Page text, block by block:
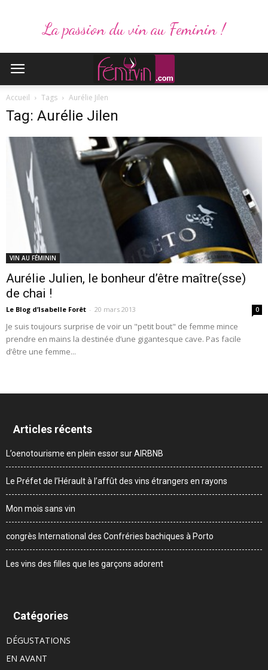
La passion du vin au Feminin !
Accueil Tags Aurélie Jilen
Tag: Aurélie Jilen
VIN AU FÉMININ
Aurélie Julien, le bonheur d’être maître(sse)
de chai !
Le Blog d’Isabelle Forêt - 20 mars 2013 0
Je suis toujours surprise de voir un "petit bout" de femme mince
prendre en mains la destinée d’une gigantesque cave. Pas facile
d’être une femme...
Articles récents
L’oenotourisme en plein essor sur AIRBNB
Le Préfet de l’Hérault à l’affût des vins étrangers en rayons
Mon mois sans vin
congrès International des Confréries bachiques à Porto
Les vins des filles que les garçons adorent
Catégories
DÉGUSTATIONS
EN AVANT